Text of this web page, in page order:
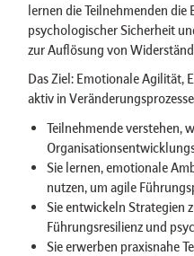
lernen die Teilnehmenden
psychologischer Sicherheit
zur Auflösung von
Das Ziel: Emotionale Agilität,
aktiv in
Teilnehmende verstehen,
Sie lernen, emotionale
nutzen, um agile
Sie entwickeln Strategien
Führungsresilienz und
Sie erwerben praxisnahe